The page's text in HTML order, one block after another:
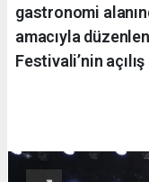
gastronomi
amacıyla
Festivali’nin